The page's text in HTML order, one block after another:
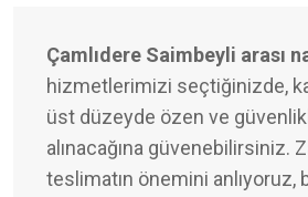
Çamlıdere Saimbeyli arası
hizmetlerimizi seçtiğinizde,
üst düzeyde özen ve
alınacağına güvenebilirsiniz.
teslimatın önemini anlıyoruz,